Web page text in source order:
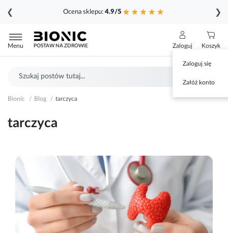
Ocena sklepu: 4.9/5
❮ ❯
do
treści
Menu POSTAW NA ZDROWIE Zaloguj
Zaloguj się
Załóż konto
Koszyk
Bionic Blog tarczyca
tarczyca